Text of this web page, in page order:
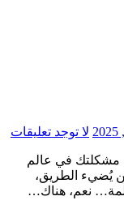
لا توجد تعليقات
يُضيء الطريق،
نعم، هناك…